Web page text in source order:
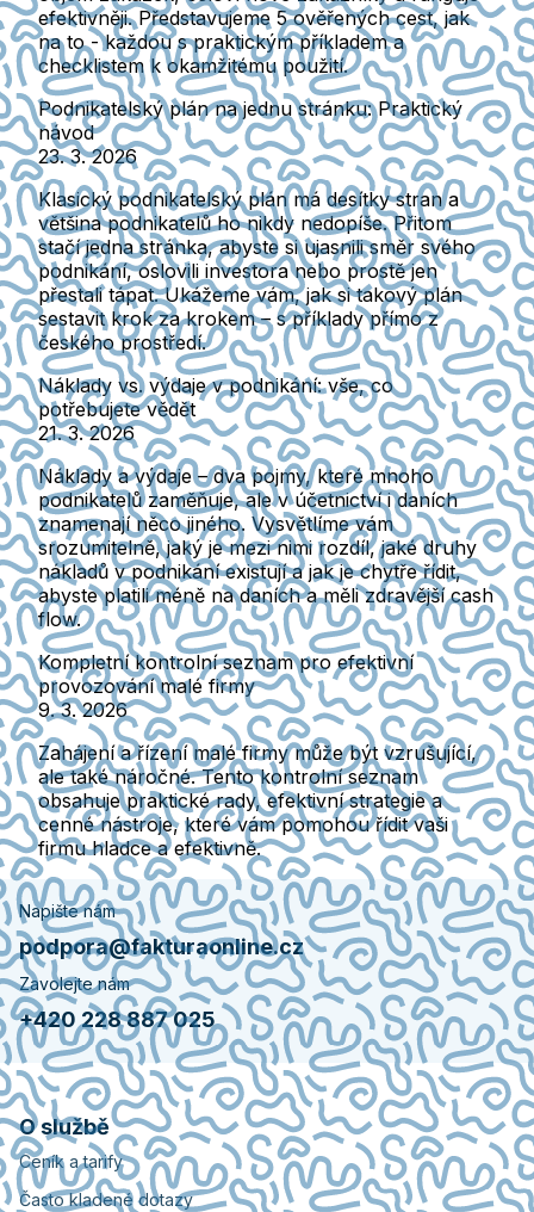
efektivněji. Představujeme 5 ověřených cest, jak
na to - každou s praktickým příkladem a
checklistem k okamžitému použití.
Podnikatelský plán na jednu stránku: Praktický
návod
23. 3. 2026
Klasický podnikatelský plán má desítky stran a
většina podnikatelů ho nikdy nedopíše. Přitom
stačí jedna stránka, abyste si ujasnili směr svého
podnikání, oslovili investora nebo prostě jen
přestali tápat. Ukážeme vám, jak si takový plán
sestavit krok za krokem – s příklady přímo z
českého prostředí.
Náklady vs. výdaje v podnikání: vše, co
potřebujete vědět
21. 3. 2026
Náklady a výdaje – dva pojmy, které mnoho
podnikatelů zaměňuje, ale v účetnictví i daních
znamenají něco jiného. Vysvětlíme vám
srozumitelně, jaký je mezi nimi rozdíl, jaké druhy
nákladů v podnikání existují a jak je chytře řídit,
abyste platili méně na daních a měli zdravější cash
flow.
Kompletní kontrolní seznam pro efektivní
provozování malé firmy
9. 3. 2026
Zahájení a řízení malé firmy může být vzrušující,
ale také náročné. Tento kontrolní seznam
obsahuje praktické rady, efektivní strategie a
cenné nástroje, které vám pomohou řídit vaši
firmu hladce a efektivně.
Napište nám
podpora@fakturaonline.cz
Zavolejte nám
+420 228 887 025
O službě
Ceník a tarify
Často kladené dotazy